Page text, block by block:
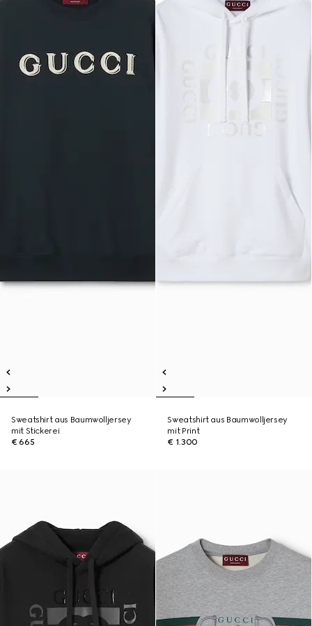
Sweatshirt aus Baumwolljersey
mit Stickerei
€ 665
Sweatshirt aus Baumwolljersey
mit Print
€ 1.300